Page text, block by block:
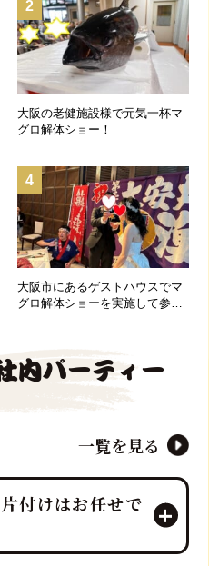
2
大阪の老健施設様で元気一杯マ
グロ解体ショー！
4
大阪市にあるゲストハウスでマ
グロ解体ショーを実施して参り
内パーティー
一覧を見る
付けはお任せで